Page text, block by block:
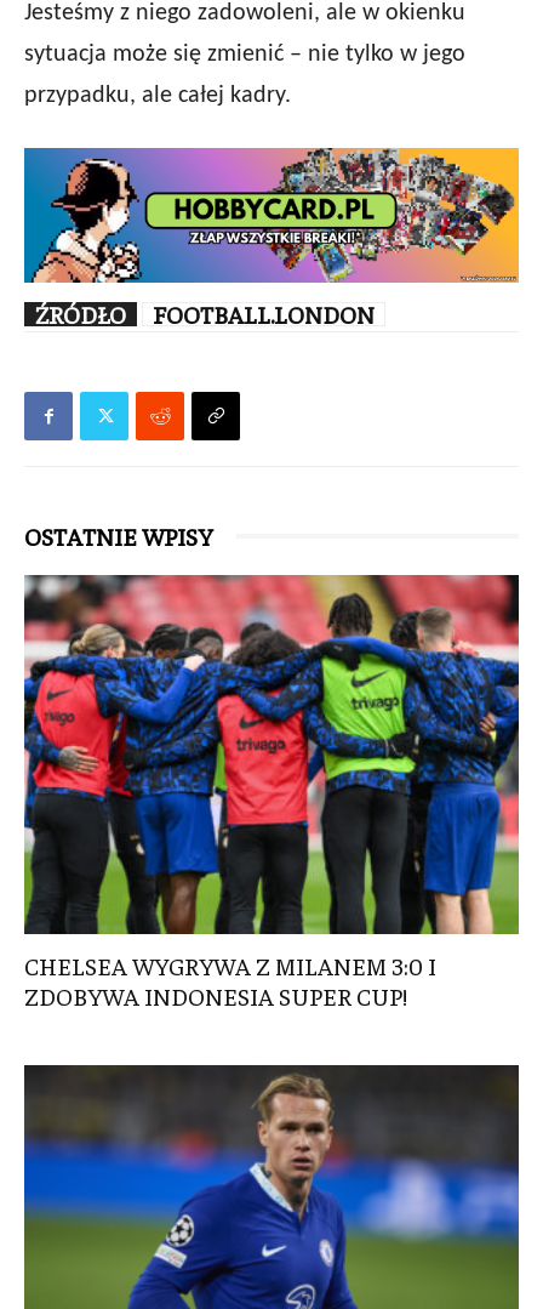
Jesteśmy z niego zadowoleni, ale w okienku
sytuacja może się zmienić – nie tylko w jego
przypadku, ale całej kadry.
ŹRÓDŁO FOOTBALL.LONDON
OSTATNIE WPISY
CHELSEA WYGRYWA Z MILANEM 3:0 I
ZDOBYWA INDONESIA SUPER CUP!